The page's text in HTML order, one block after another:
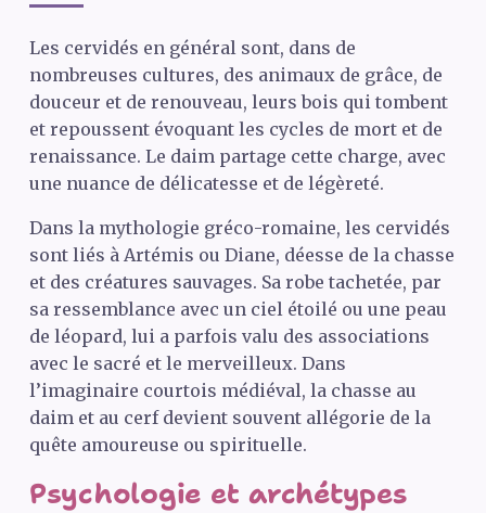
Les cervidés en général sont, dans de
nombreuses cultures, des animaux de grâce, de
douceur et de renouveau, leurs bois qui tombent
et repoussent évoquant les cycles de mort et de
renaissance. Le daim partage cette charge, avec
une nuance de délicatesse et de légèreté.
Dans la mythologie gréco-romaine, les cervidés
sont liés à Artémis ou Diane, déesse de la chasse
et des créatures sauvages. Sa robe tachetée, par
sa ressemblance avec un ciel étoilé ou une peau
de léopard, lui a parfois valu des associations
avec le sacré et le merveilleux. Dans
l’imaginaire courtois médiéval, la chasse au
daim et au cerf devient souvent allégorie de la
quête amoureuse ou spirituelle.
Psychologie et archétypes